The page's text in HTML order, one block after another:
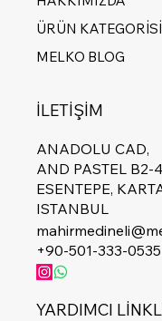
ÜRÜN KATEGORİSİ
MELKO BLOG
İLETİŞİM
ANADOLU CAD,
AND PASTEL B2-
ESENTEPE,
ISTANBUL
+90-501-333-0535
YARDIMCI